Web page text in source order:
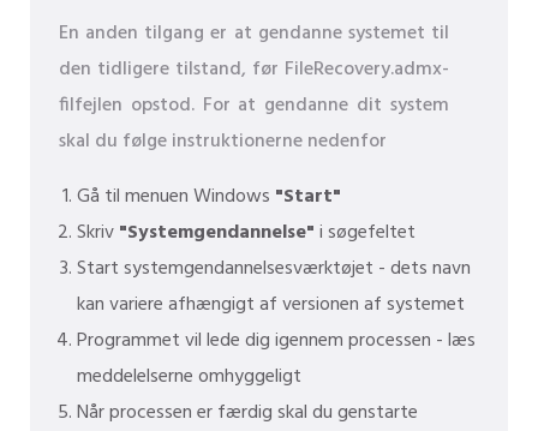
En anden tilgang er at gendanne systemet til
den tidligere tilstand, før FileRecovery.admx-
filfejlen opstod. For at gendanne dit system
skal du følge instruktionerne nedenfor
Gå til menuen Windows "Start"
Skriv"Systemgendannelse"i søgefeltet
Start systemgendannelsesværktøjet - dets navn
kan variere afhængigt af versionen af ​​systemet
Programmet vil lede dig igennem processen - læs
meddelelserne omhyggeligt
Når processen er færdig skal du genstarte